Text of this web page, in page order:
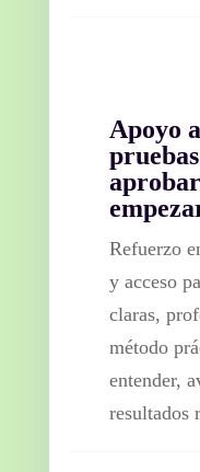
Apoyo
Refuerzo
y acceso
claras,
método
entender,
resultados